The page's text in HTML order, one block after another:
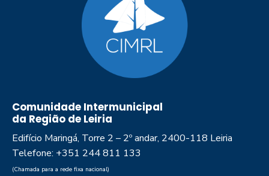
Comunidade Intermunicipal
da Região de Leiria
Edifício Maringá, Torre 2 – 2º andar, 2400-118 Leiria
Telefone: +351 244 811 133
(Chamada para a rede fixa nacional)